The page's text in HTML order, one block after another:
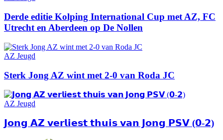
Derde editie Kolping International Cup met AZ, FC
Utrecht en Aberdeen op De Nollen
AZ Jeugd
Sterk Jong AZ wint met 2-0 van Roda JC
AZ Jeugd
𝗝𝗼𝗻𝗴 𝗔𝗭 𝘃𝗲𝗿𝗹𝗶𝗲𝘀𝘁 𝘁𝗵𝘂𝗶𝘀 𝘃𝗮𝗻 𝗝𝗼𝗻𝗴 𝗣𝗦𝗩 (𝟬-𝟮)